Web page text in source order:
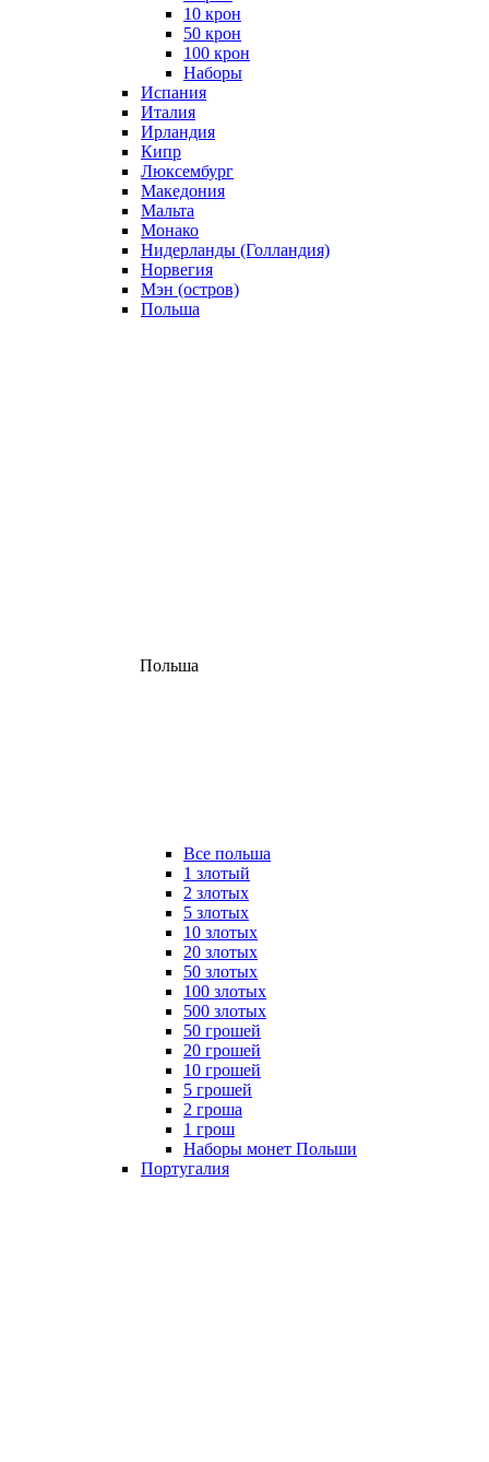
10 крон
50 крон
100 крон
Наборы
Испания
Италия
Ирландия
Кипр
Люксембург
Македония
Мальта
Монако
Нидерланды (Голландия)
Норвегия
Мэн (остров)
Польша
Польша
Все польша
1 злотый
2 злотых
5 злотых
10 злотых
20 злотых
50 злотых
100 злотых
500 злотых
50 грошей
20 грошей
10 грошей
5 грошей
2 гроша
1 грош
Наборы монет Польши
Португалия